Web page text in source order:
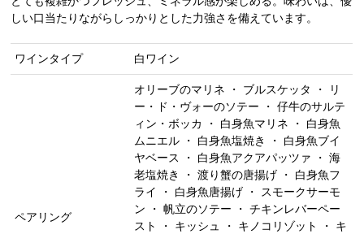
しい口当たりながらしっかりとした力強さを備えています。
ワインタイプ 白ワイン
ペアリング
オリーブのマリネ ・ ブルスケッタ ・ リ
ー・ド・ヴォーのソテー ・ 仔牛のサルテ
ィン・ボッカ ・ 白身魚マリネ ・ 白身魚
ムニエル ・ 白身魚塩焼き ・ 白身魚ブイ
ヤベース ・ 白身魚アクアパッツァ ・ 海
老塩焼き ・ 渡り蟹の唐揚げ ・ 白身魚フ
ライ ・ 白身魚唐揚げ ・ スモークサーモ
ン ・ 帆立のソテー ・ チキンレバーペー
スト ・ キッシュ ・ キノコリゾット ・ キ